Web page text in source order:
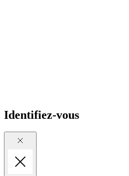
Identifiez-vous